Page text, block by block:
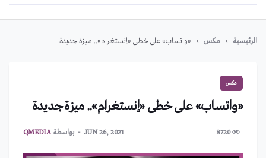
الرئيسية مكس «واتساب» على خطى «إنستغرام».. ميزة جديدة
مكس
«واتساب» على خطى «إنستغرام».. ميزة جديدة
8720
JUN 26, 2021 بواسطةQMEDIA